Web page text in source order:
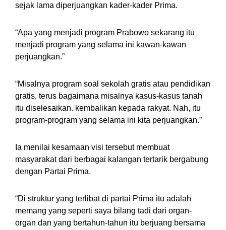
sejak lama diperjuangkan kader-kader Prima.
“Apa yang menjadi program Prabowo sekarang itu
menjadi program yang selama ini kawan-kawan
perjuangkan.”
“Misalnya program soal sekolah gratis atau pendidikan
gratis, terus bagaimana misalnya kasus-kasus tanah
itu diselesaikan. kembalikan kepada rakyat. Nah, itu
program-program yang selama ini kita perjuangkan.”
Ia menilai kesamaan visi tersebut membuat
masyarakat dari berbagai kalangan tertarik bergabung
dengan Partai Prima.
“Di struktur yang terlibat di partai Prima itu adalah
memang yang seperti saya bilang tadi dari organ-
organ dan yang bertahun-tahun itu berjuang bersama